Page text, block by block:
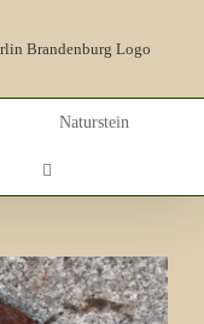
Naturstein